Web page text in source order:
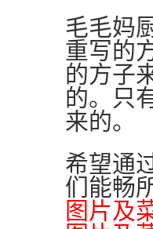
毛毛妈
重写的
的方子
的。只
来的。
希望通
们能畅
图片及